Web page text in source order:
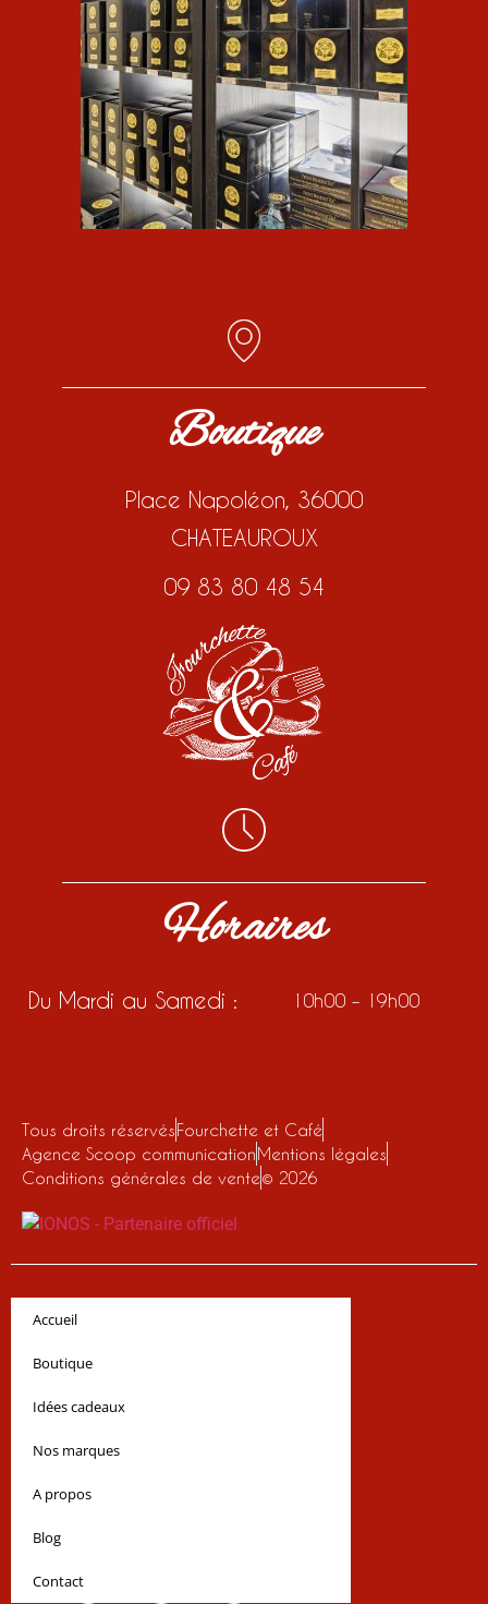
Boutique
Place Napoléon, 36000
CHATEAUROUX
09 83 80 48 54
Horaires
Du Mardi au Samedi : 10h00 – 19h00
Tous droits réservésFourchette et Café
Agence Scoop communicationMentions légales
Conditions générales de vente© 2026
Accueil
Boutique
Idées cadeaux
Nos marques
A propos
Blog
Contact